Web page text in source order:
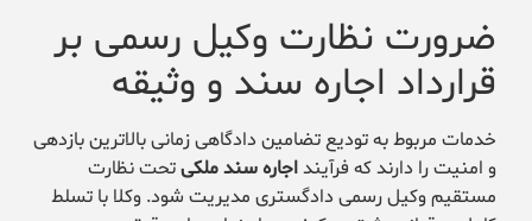
ضرورت نظارت وکیل رسمی بر
قرارداد اجاره سند و وثیقه
خدمات مربوط به تودیع تضامین دادگاهی زمانی بالاترین بازدهی
و امنیت را دارند که فرآینداجاره سند ملکیتحت نظارت
مستقیم وکیل رسمی دادگستری مدیریت شود. وکلا با تسلط